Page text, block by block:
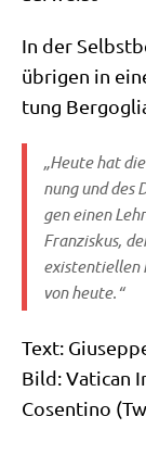
In der
übri­gen in
tung
„Heu­te hat
nung und des
gen einen
Fran­zis­kus,
exi­sten­ti­el­len
von heute.“
Text:
Bild: Vati­can
Cosen­ti­no